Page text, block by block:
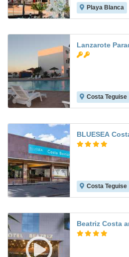
Playa Blanca
Lanzarote
Costa Teguise
BLUESEA
Costa Teguise
Beatriz Costa